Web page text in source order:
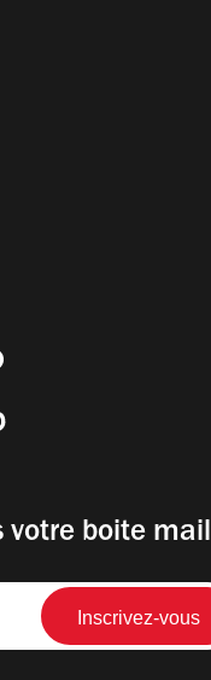
votre boite mail